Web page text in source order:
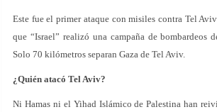
Este fue el primer ataque con misiles contra Tel
que “Israel” realizó una campaña de bombardeos
Solo 70 kilómetros separan Gaza de Tel Aviv.
¿Quién atacó Tel Aviv?
Ni Hamas ni el Yihad Islámico de Palestina han